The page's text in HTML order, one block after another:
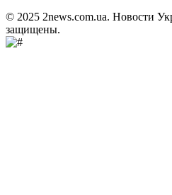
© 2025 2news.com.ua. Новости
защищены.